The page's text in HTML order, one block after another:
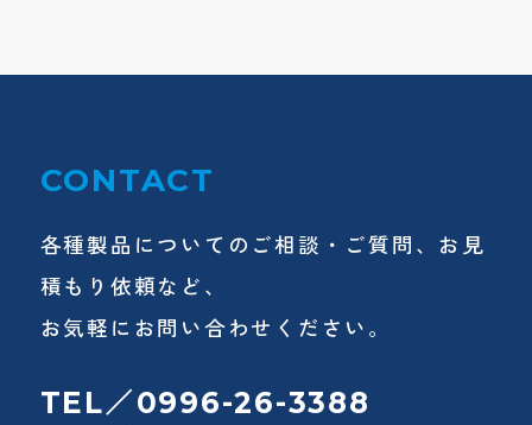
CONTACT
各種製品についてのご相談・ご質問、お見
積もり依頼など、
お気軽にお問い合わせください。
TEL／0996-26-3388